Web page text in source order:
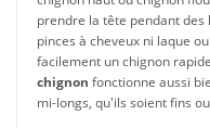
prendre la tête pendant des
pinces à cheveux ni laque
facilement un chignon
chignon fonctionne aussi
mi-longs, qu'ils soient fins